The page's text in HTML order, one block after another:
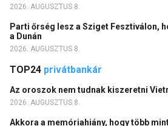
2026. AUGUSZTUS 8.
Parti őrség lesz a Sziget Fesztiválon,
a Dunán
2026. AUGUSZTUS 8.
TOP24 privátbankár
Az oroszok nem tudnak kiszeretni
2026. AUGUSZTUS 8.
Akkora a memóriahiány, hogy több